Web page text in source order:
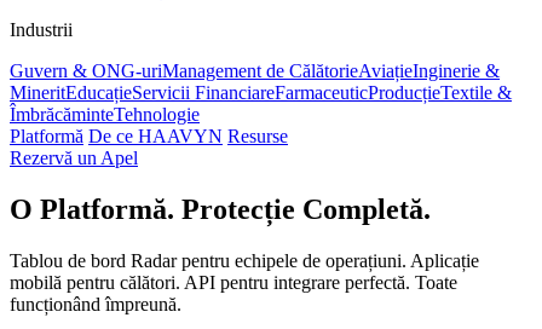
Industrii
Guvern & ONG-uriManagement de CălătorieAviațieInginerie &
MineritEducațieServicii FinanciareFarmaceuticProducțieTextile &
ÎmbrăcăminteTehnologie
Platformă De ce HAAVYN Resurse
Rezervă un Apel
O Platformă. Protecție Completă.
Tablou de bord Radar pentru echipele de operațiuni. Aplicație
mobilă pentru călători. API pentru integrare perfectă. Toate
funcționând împreună.